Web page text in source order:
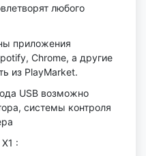
любого
приложения
Chrome, а другие
из PlayMarket.
USB возможно
системы контроля
: